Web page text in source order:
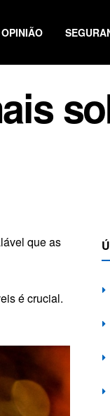
OPINIÃO
que as
é crucial.